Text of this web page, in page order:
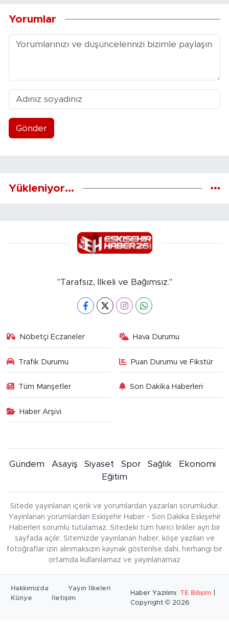
Yorumlar
Gönder
Yükleniyor...
"Tarafsız, İlkeli ve Bağımsız."
Nöbetçi Eczaneler Hava Durumu
Trafik Durumu Puan Durumu ve Fikstür
Tüm Manşetler Son Dakika Haberleri
Haber Arşivi
Gündem Asayiş Siyaset Spor Sağlık
Ekonomi
Eğitim
Sitede yayınlanan içerik ve yorumlardan yazarları sorumludur.
Yayınlanan yorumlardan Eskişehir Haber - Son Dakika Eskişehir
Haberleri sorumlu tutulamaz. Sitedeki tüm harici linkler ayrı bir
sayfada açılır. Sitemizde yayınlanan haber, köşe yazıları ve
fotoğraflar izin alınmaksızın kaynak gösterilse dahi, herhangi bir
ortamda kullanılamaz ve yayınlanamaz
Hakkımızda
Yayın İlkeleri
Künye
İletişim
Haber Yazılımı: TE Bilişim
Copyright © 2026